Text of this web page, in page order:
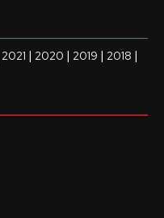
2021 | 2020 | 2019 | 2018 |